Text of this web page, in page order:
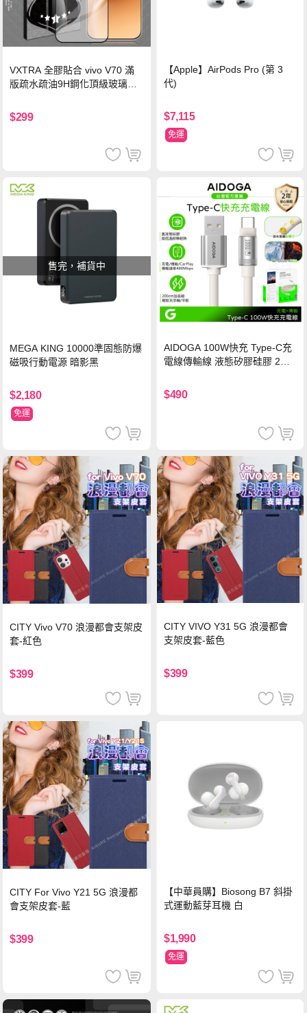
VXTRA 全膠貼合 vivo V70 滿
版疏水疏油9H鋼化頂級玻璃貼
$299
【Apple】AirPods Pro (第 3
代)
$7,115
免運
售完，補貨中
MEGA KING 10000準固態防爆
磁吸行動電源 暗影黑
$2,180
免運
AIDOGA 100W快充 Type-C充
電線傳輸線 液態矽膠硅膠 2M
$490
CITY Vivo V70 浪漫都會支架皮
套-紅色
$399
CITY VIVO Y31 5G 浪漫都會
支架皮套-藍色
$399
CITY For Vivo Y21 5G 浪漫都
會支架皮套-藍
$399
【中華員購】Biosong B7 斜掛
式運動藍芽耳機 白
$1,990
免運